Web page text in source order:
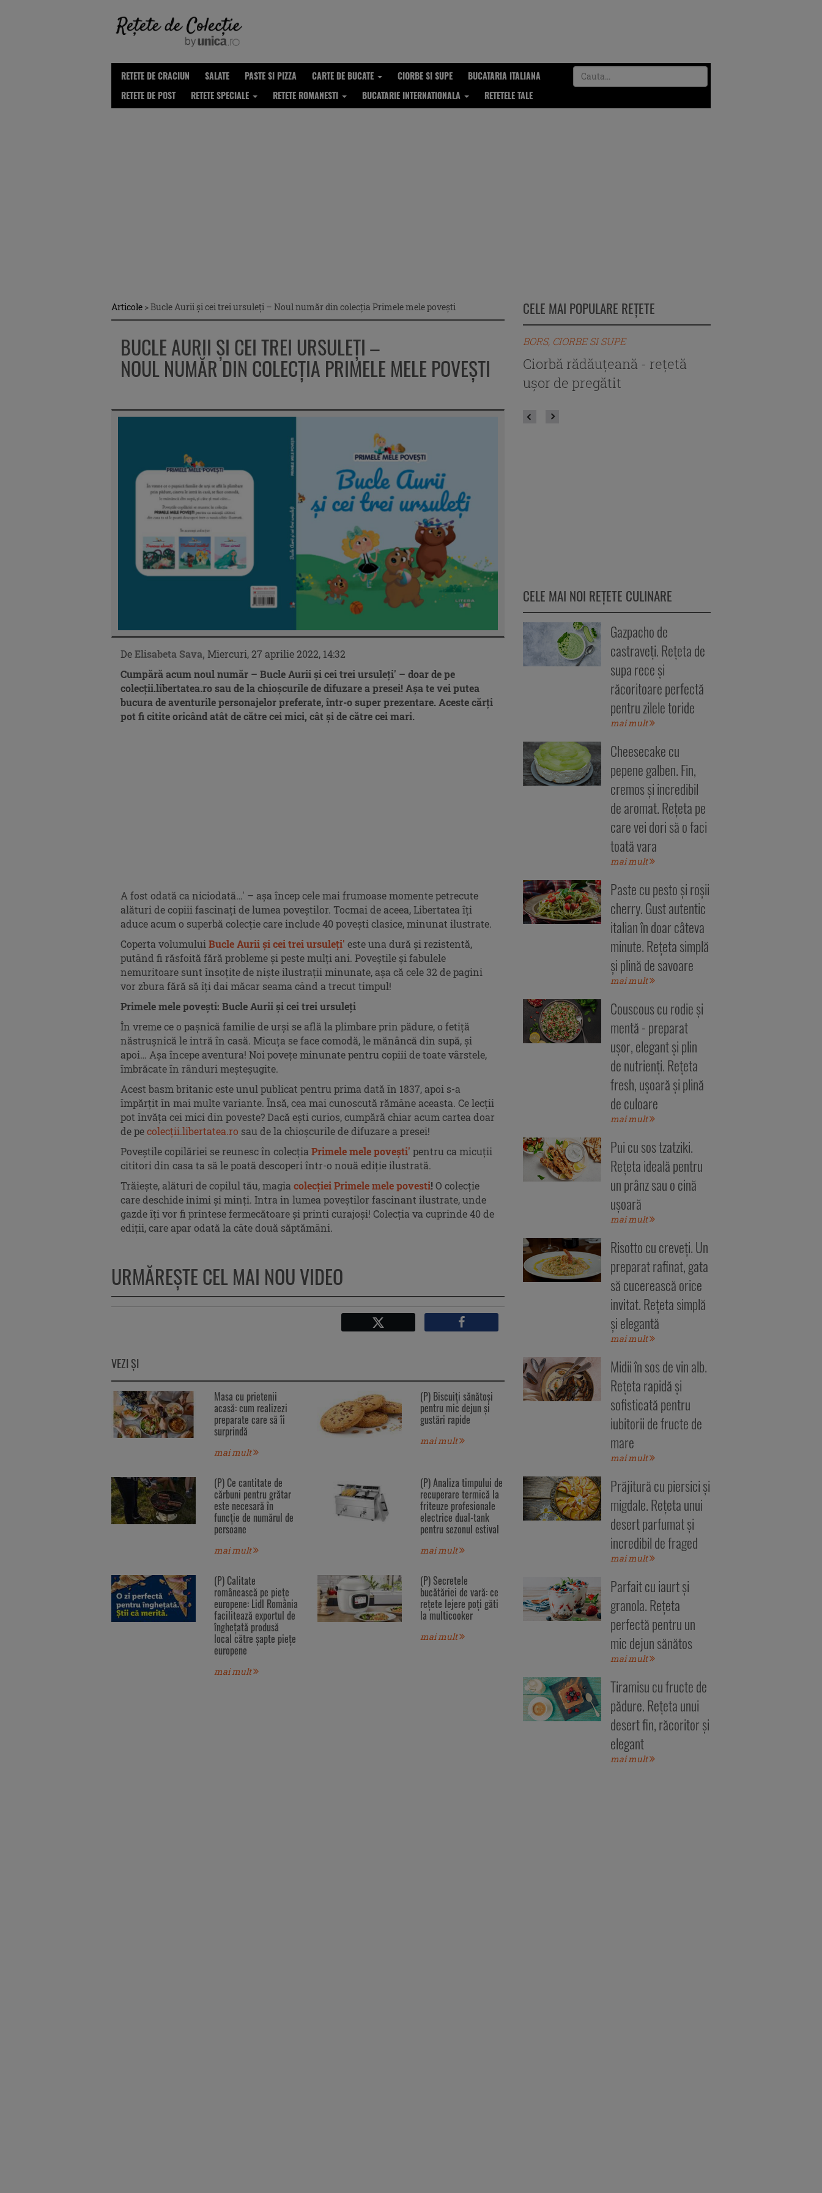
RETETE DE CRACIUN SALATE PASTE SI PIZZA CARTE DE BUCATE CIORBE SI SUPE
BUCATARIA ITALIANA
RETETE DE POST
RETETE SPECIALE RETETE ROMANESTI BUCATARIE INTERNATIONALA RETETELE TALE
Articole >Bucle Aurii și cei trei ursuleți – Noul număr din colecția Primele mele povești
BUCLE AURII ȘI CEI TREI URSULEȚI –
NOUL NUMĂR DIN COLECȚIA PRIMELE MELE POVEȘTI
DeElisabeta Sava, Miercuri, 27 aprilie 2022, 14:32
Cumpără acum noul număr – Bucle Aurii și cei trei ursuleți' – doar de pe
colecții.libertatea.ro sau de la chioșcurile de difuzare a presei! Așa te vei putea
bucura de aventurile personajelor preferate, într-o super prezentare. Aceste cărți
pot fi citite oricând atât de către cei mici, cât și de către cei mari.
A fost odată ca niciodată…' – așa încep cele mai frumoase momente petrecute
alături de copiii fascinați de lumea poveștilor. Tocmai de aceea, Libertatea îți
aduce acum o superbă colecție care include 40 povești clasice, minunat ilustrate.
Coperta volumului Bucle Aurii și cei trei ursuleți' este una dură și rezistentă,
putând fi răsfoită fără probleme și peste mulți ani. Poveștile și fabulele
nemuritoare sunt însoțite de niște ilustrații minunate, așa că cele 32 de pagini
vor zbura fără să îți dai măcar seama când a trecut timpul!
Primele mele povești: Bucle Aurii și cei trei ursuleți
În vreme ce o pașnică familie de urși se află la plimbare prin pădure, o fetiță
năstrușnică le intră în casă. Micuța se face comodă, le mănâncă din supă, și
apoi… Așa începe aventura! Noi povețe minunate pentru copiii de toate vârstele,
îmbrăcate în rânduri meșteșugite.
Acest basm britanic este unul publicat pentru prima dată în 1837, apoi s-a
împărțit în mai multe variante. Însă, cea mai cunoscută rămâne aceasta. Ce lecții
pot învăța cei mici din poveste? Dacă ești curios, cumpără chiar acum cartea doar
de pecolecții.libertatea.ro sau de la chioșcurile de difuzare a presei!
Poveștile copilăriei se reunesc în colecția Primele mele povești' pentru ca micuții
cititori din casa ta să le poată descoperi într-o nouă ediție ilustrată.
Trăiește, alături de copilul tău, magia colecției Primele mele povesti! O colecție
care deschide inimi și minți. Intra in lumea poveștilor fascinant ilustrate, unde
gazde îți vor fi printese fermecătoare și printi curajoși! Colecția va cuprinde 40 de
ediții, care apar odată la câte două săptămâni.
URMĂREŞTE CEL MAI NOU VIDEO
Facebook
VEZI ŞI
Masa cu prietenii
acasă: cum realizezi
preparate care să îi
surprindă
mai mult
(P) Biscuiți sănătoși
pentru mic dejun și
gustări rapide
mai mult
(P) Ce cantitate de
cărbuni pentru grătar
este necesară în
funcție de numărul de
persoane
mai mult
(P) Analiza timpului de
recuperare termică la
friteuze profesionale
electrice dual-tank
pentru sezonul estival
mai mult
(P) Calitate
românească pe piețe
europene: Lidl România
facilitează exportul de
înghețată produsă
local către șapte piețe
europene
mai mult
(P) Secretele
bucătăriei de vară: ce
rețete lejere poți găti
la multicooker
mai mult
CELE MAI POPULARE REȚETE
BORS, CIORBE SI SUPE
Ciorbă rădăuțeană - rețetă
ușor de pregătit
CELE MAI NOI REȚETE CULINARE
Gazpacho de
castraveți. Rețeta de
supa rece și
răcoritoare perfectă
pentru zilele toride
mai mult
Cheesecake cu
pepene galben. Fin,
cremos și incredibil
de aromat. Rețeta pe
care vei dori să o faci
toată vara
mai mult
Paste cu pesto și roșii
cherry. Gust autentic
italian în doar câteva
minute. Rețeta simplă
și plină de savoare
mai mult
Couscous cu rodie și
mentă - preparat
ușor, elegant și plin
de nutrienți. Rețeta
fresh, ușoară și plină
de culoare
mai mult
Pui cu sos tzatziki.
Rețeta ideală pentru
un prânz sau o cină
ușoară
mai mult
Risotto cu creveți. Un
preparat rafinat, gata
să cucerească orice
invitat. Rețeta simplă
și elegantă
mai mult
Midii în sos de vin alb.
Rețeta rapidă și
sofisticată pentru
iubitorii de fructe de
mare
mai mult
Prăjitură cu piersici și
migdale. Rețeta unui
desert parfumat și
incredibil de fraged
mai mult
Parfait cu iaurt și
granola. Rețeta
perfectă pentru un
mic dejun sănătos
mai mult
Tiramisu cu fructe de
pădure. Rețeta unui
desert fin, răcoritor și
elegant
mai mult